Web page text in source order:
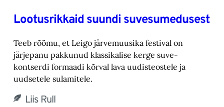
Lootusrikkaid suundi suvesumedusest
Teeb rõõmu, et Leigo järvemuusika festival on
järjepanu pakkunud klassikalise kerge suve-‎
kontserdi formaadi kõrval lava uudisteostele ja
uudsetele sulamitele.‎
Liis Rull